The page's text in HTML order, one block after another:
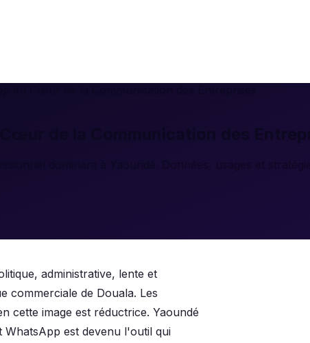
dominant à Yaoundé. Données, usages et
administrative, lente et
commerciale de Douala. Les
cette image est réductrice. Yaoundé
est devenu l'outil qui